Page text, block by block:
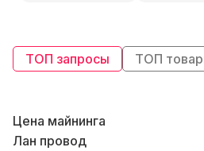
ТОП запросы ТОП
Цена майнинга
Лан провод